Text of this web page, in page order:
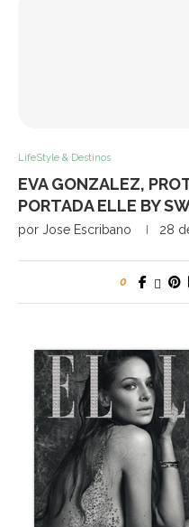
LifeStyle & Destinos
EVA GONZALEZ,
PORTADA ELLE BY
por Jose Escribano 28
0